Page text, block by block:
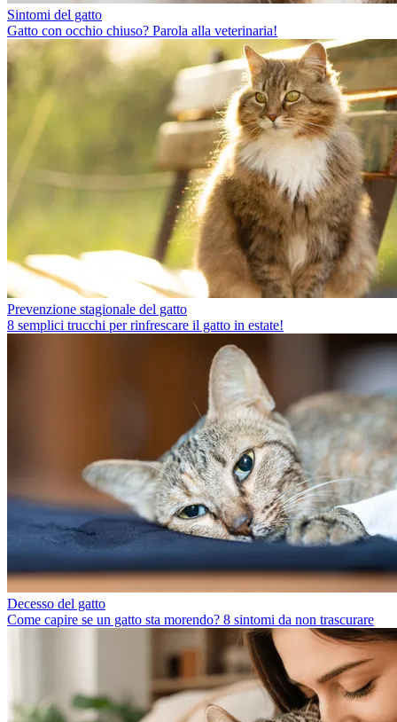
Sintomi del gatto
Gatto con occhio chiuso? Parola alla veterinaria!
Prevenzione stagionale del gatto
8 semplici trucchi per rinfrescare il gatto in estate!
Decesso del gatto
Come capire se un gatto sta morendo? 8 sintomi da non trascurare